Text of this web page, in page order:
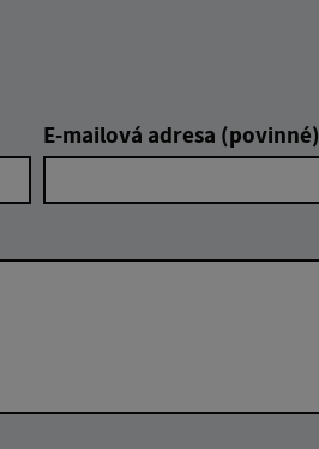
E-mailová adresa (povinné)